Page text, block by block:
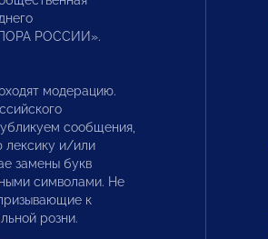
РОССИИ».
модерацию.
сообщения,
лексику и/или
замены букв
символами. Не
к
розни.